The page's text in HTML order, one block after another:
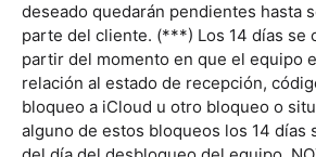
deseado quedarán pendientes hasta
parte del cliente. (***) Los 14 días se
partir del momento en que el equipo
relación al estado de recepción,
bloqueo a iCloud u otro bloqueo o
alguno de estos bloqueos los 14 días